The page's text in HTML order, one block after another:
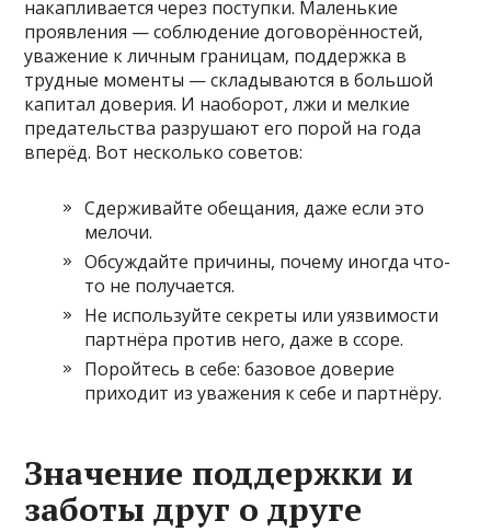
накапливается через поступки. Маленькие
проявления — соблюдение договорённостей,
уважение к личным границам, поддержка в
трудные моменты — складываются в большой
капитал доверия. И наоборот, лжи и мелкие
предательства разрушают его порой на года
вперёд. Вот несколько советов:
Сдерживайте обещания, даже если это
мелочи.
Обсуждайте причины, почему иногда что-
то не получается.
Не используйте секреты или уязвимости
партнёра против него, даже в ссоре.
Поройтесь в себе: базовое доверие
приходит из уважения к себе и партнёру.
Значение поддержки и
заботы друг о друге